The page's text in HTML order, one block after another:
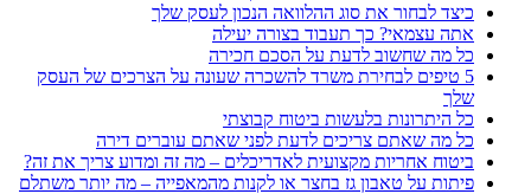
כיצד לבחור את סוג ההלוואה הנכון לעסק שלך
אתה עצמאי? כך תעבוד בצורה יעילה
כל מה שחשוב לדעת על הסכם חכירה
5 טיפים לבחירת משרד להשכרה שעונה על הצרכים של העסק
שלך
כל היתרונות בלעשות ביטוח קבוצתי
כל מה שאתם צריכים לדעת לפני שאתם עוברים דירה
ביטוח אחריות מקצועית לאדריכלים – מה זה ומדוע צריך את זה?
פיתות על טאבון גז בחצר או לקנות מהמאפייה – מה יותר משתלם